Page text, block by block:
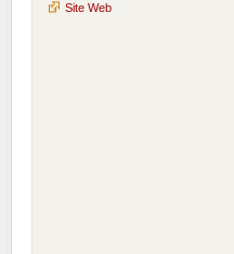
Site Web